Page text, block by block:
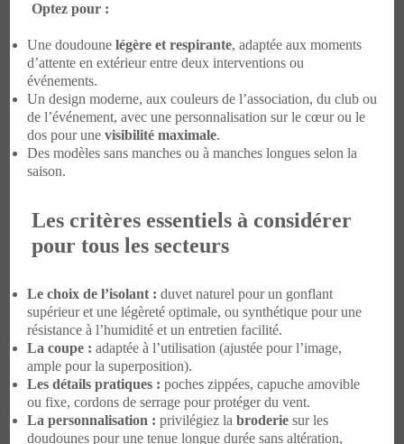
Optez pour :
Une doudoune légère et respirante, adaptée aux moments
d’attente en extérieur entre deux interventions ou
événements.
Un design moderne, aux couleurs de l’association, du club ou
de l’événement, avec une personnalisation sur le cœur ou le
dos pour une visibilité maximale.
Des modèles sans manches ou à manches longues selon la
saison.
Les critères essentiels à considérer
pour tous les secteurs
Le choix de l’isolant : duvet naturel pour un gonflant
supérieur et une légèreté optimale, ou synthétique pour une
résistance à l’humidité et un entretien facilité.
La coupe : adaptée à l’utilisation (ajustée pour l’image,
ample pour la superposition).
Les détails pratiques : poches zippées, capuche amovible
ou fixe, cordons de serrage pour protéger du vent.
La personnalisation : privilégiez la broderiesur les
doudounes pour une tenue longue durée sans altération,